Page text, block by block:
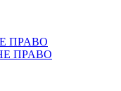
ПРАВО
ПРАВО